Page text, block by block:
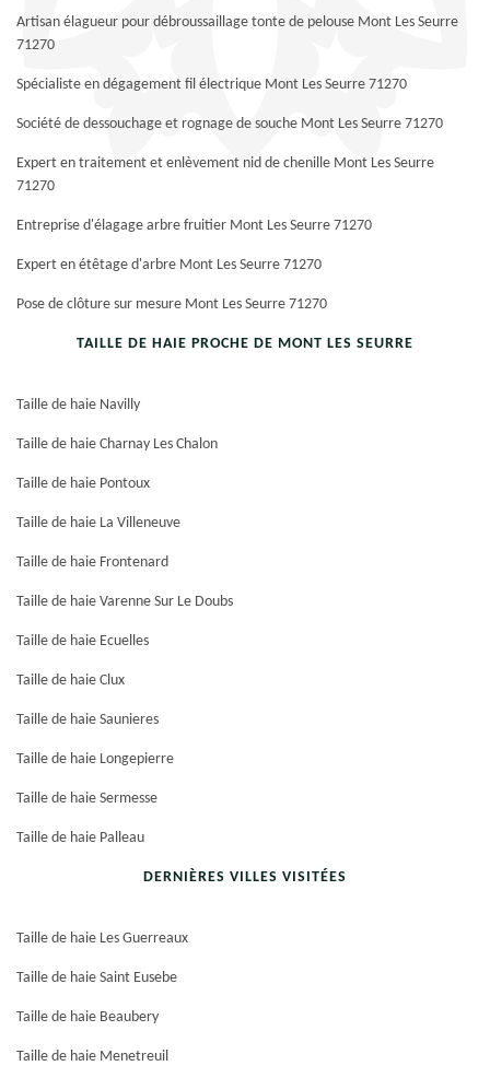
Artisan élagueur pour débroussaillage tonte de pelouse Mont Les Seurre
71270
Spécialiste en dégagement fil électrique Mont Les Seurre 71270
Société de dessouchage et rognage de souche Mont Les Seurre 71270
Expert en traitement et enlèvement nid de chenille Mont Les Seurre
71270
Entreprise d'élagage arbre fruitier Mont Les Seurre 71270
Expert en étêtage d'arbre Mont Les Seurre 71270
Pose de clôture sur mesure Mont Les Seurre 71270
TAILLE DE HAIE PROCHE DE MONT LES SEURRE
Taille de haie Navilly
Taille de haie Charnay Les Chalon
Taille de haie Pontoux
Taille de haie La Villeneuve
Taille de haie Frontenard
Taille de haie Varenne Sur Le Doubs
Taille de haie Ecuelles
Taille de haie Clux
Taille de haie Saunieres
Taille de haie Longepierre
Taille de haie Sermesse
Taille de haie Palleau
DERNIÈRES VILLES VISITÉES
Taille de haie Les Guerreaux
Taille de haie Saint Eusebe
Taille de haie Beaubery
Taille de haie Menetreuil